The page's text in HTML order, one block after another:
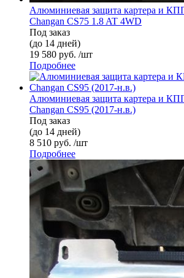
Алюминиевая защита картера и
Changan CS75 1.8 AT 4WD
Под заказ
(до 14 дней)
19 580 руб. /шт
Подробнее
Алюминиевая защита картера и
Changan CS95 (2017-н.в.)
Под заказ
(до 14 дней)
8 510 руб. /шт
Подробнее